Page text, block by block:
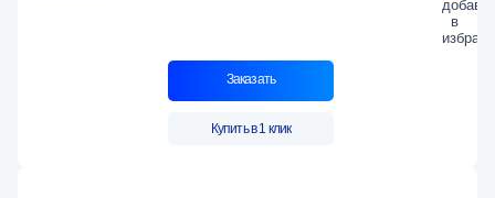
Заказать
Купить в 1 клик